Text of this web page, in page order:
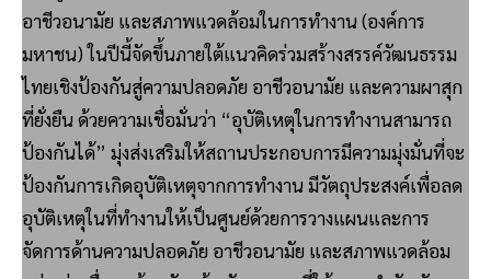
อาชีวอนามัย และสภาพแวดล้อมในการทำงาน (องค์การ
มหาชน) ในปีนี้จัดขึ้นภายใต้แนวคิดร่วมสร้างสรรค์วัฒนธรรม
ไทยเชิงป้องกันสู่ความปลอดภัย อาชีวอนามัย และความผาสุก
ที่ยั่งยืน ด้วยความเชื่อมั่นว่า “อุบัติเหตุในการทำงานสามารถ
ป้องกันได้” มุ่งส่งเสริมให้สถานประกอบการมีความมุ่งมั่นที่จะ
ป้องกันการเกิดอุบัติเหตุจากการทำงาน มีวัตถุประสงค์เพื่อลด
อุบัติเหตุในที่ทำงานให้เป็นศูนย์ด้วยการวางแผนและการ
จัดการด้านความปลอดภัย อาชีวอนามัย และสภาพแวดล้อม